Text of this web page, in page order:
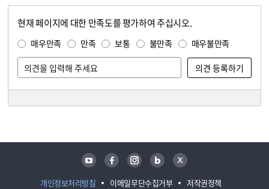
현재 페이지에 대한 만족도를 평가하여 주십시오.
매우만족 만족 보통 불만족 매우불만족
개인정보처리방침 이메일무단수집거부 저작권정책
유튜브 페이스북 인스타그램 블로그 트위터